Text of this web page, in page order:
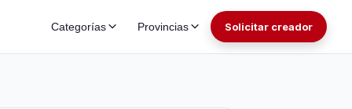
Categorías Provincias Solicitar creador